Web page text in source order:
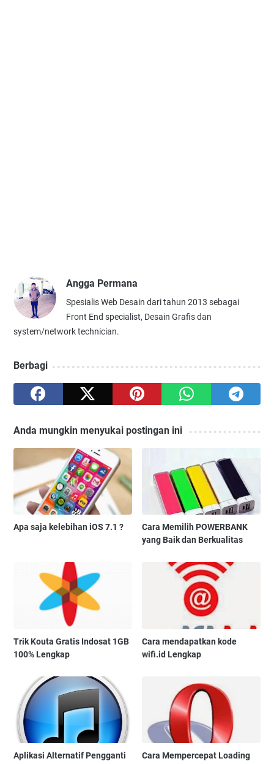
Angga Permana
Spesialis Web Desain dari tahun 2013 sebagai
Front End specialist, Desain Grafis dan
system/network technician.
Berbagi
Anda mungkin menyukai postingan ini
Apa saja kelebihan iOS 7.1 ?
Cara Memilih POWERBANK
yang Baik dan Berkualitas
Trik Kouta Gratis Indosat 1GB
100% Lengkap
Cara mendapatkan kode
wifi.id Lengkap
Aplikasi Alternatif Pengganti
Cara Mempercepat Loading